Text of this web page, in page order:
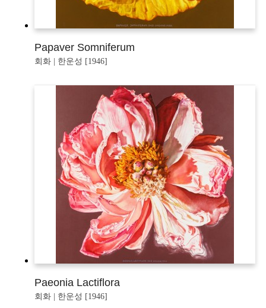
Papaver Somniferum
회화 | 한운성 [1946]
Paeonia Lactiflora
회화 | 한운성 [1946]